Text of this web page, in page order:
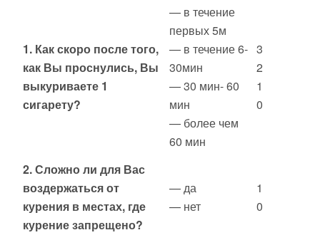
1. Как скоро после того,
как Вы проснулись, Вы
выкуриваете 1
сигарету?
— в течение
первых 5м
— в течение 6-
30мин
— 30 мин- 60
мин
— более чем
60 мин
3
2
1
0
2. Сложно ли для Вас
воздержаться от
курения в местах, где
курение запрещено?
— да
— нет
1
0